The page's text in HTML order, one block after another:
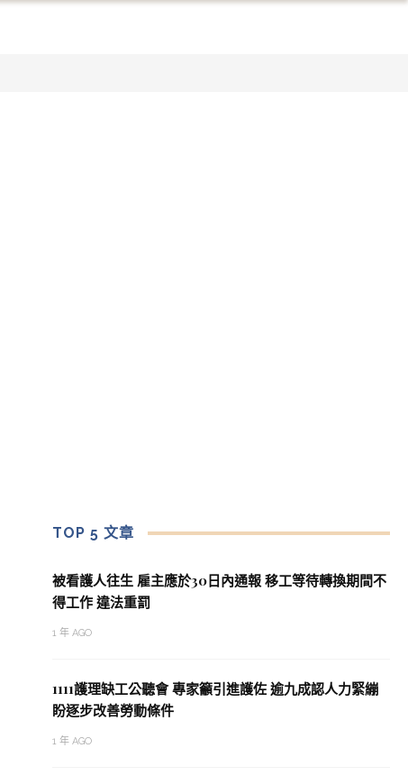
TOP 5 文章
被看護人往生 雇主應於30日內通報 移工等待轉換期間不
得工作 違法重罰
1 年 AGO
1111護理缺工公聽會 專家籲引進護佐 逾九成認人力緊繃
盼逐步改善勞動條件
1 年 AGO